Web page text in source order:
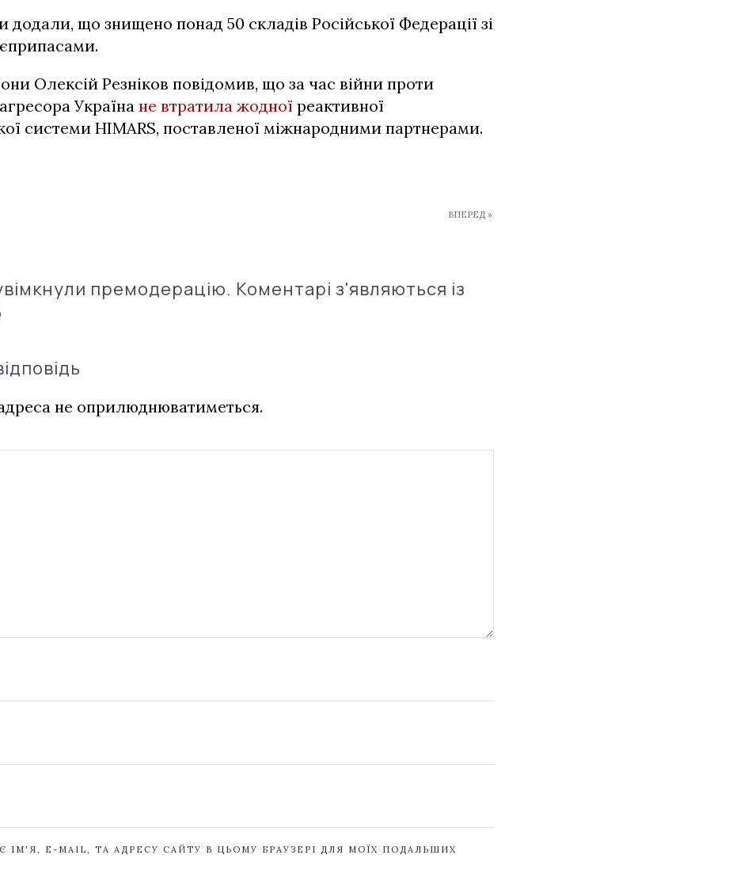
додали, що знищено понад 50 складів Російської Федерації зі
Олексій Резніков повідомив, що за час війни проти
Україна не втратила жодної реактивної
системи HIMARS, поставленої міжнародними партнерами.
ВПЕРЕД »
премодерацію. Коментарі з'являються із
не оприлюднюватиметься.
ІМ'Я, E-MAIL, ТА АДРЕСУ САЙТУ В ЦЬОМУ БРАУЗЕРІ ДЛЯ МОЇХ ПОДАЛЬШИХ